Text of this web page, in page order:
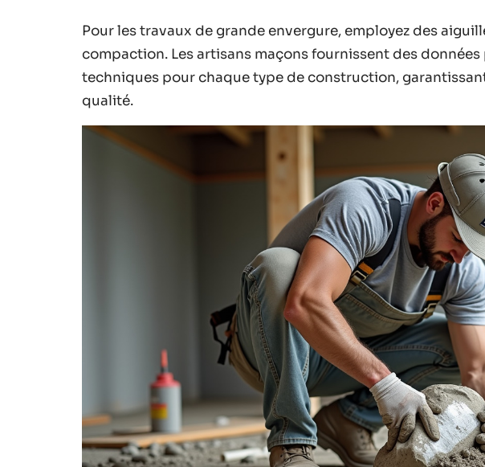
Pour les travaux de grande envergure, employez des
compaction. Les artisans maçons fournissent des
techniques pour chaque type de construction,
qualité.